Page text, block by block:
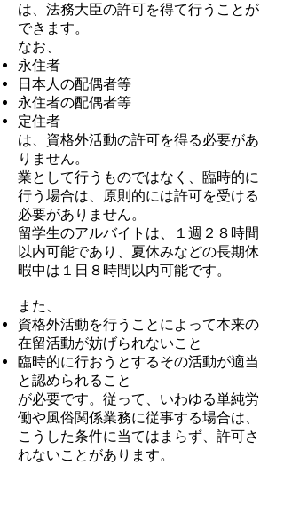
は、法務大臣の許可を得て行うことが
できます。
なお、
永住者
日本人の配偶者等
永住者の配偶者等
定住者
は、資格外活動の許可を得る必要があ
りません。
業として行うものではなく、臨時的に
行う場合は、原則的には許可を受ける
必要がありません。
留学生のアルバイトは、１週２８時間
以内可能であり、夏休みなどの長期休
暇中は１日８時間以内可能です。
また、
資格外活動を行うことによって本来の
在留活動が妨げられないこと
臨時的に行おうとするその活動が適当
と認められること
が必要です。 従って、いわゆる単純労
働や風俗関係業務に従事する場合は、
こうした条件に当てはまらず、許可さ
れないことがあります。